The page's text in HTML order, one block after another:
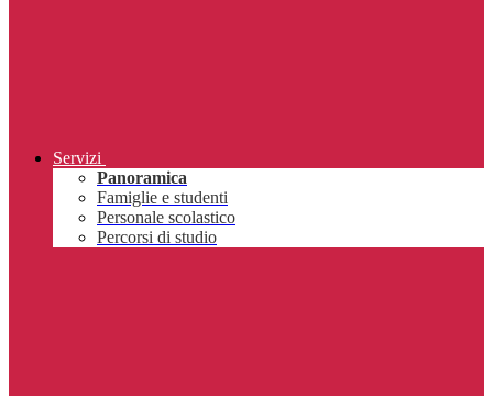
Servizi
Panoramica
Famiglie e studenti
Personale scolastico
Percorsi di studio